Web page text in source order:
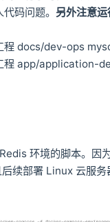
码问题。 另外注意
程 docs/dev-ops
程 app/application-
环境的脚本。因
续部署 Linux 云服务